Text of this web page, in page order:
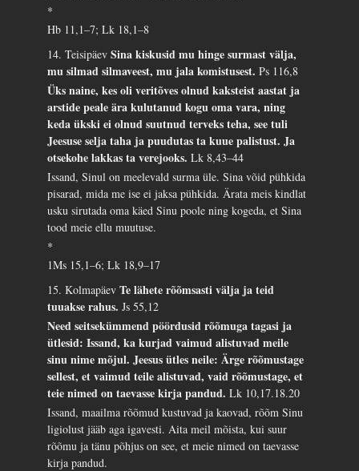
*
Hb 11,1–7; Lk 18,1–8
14. TeisipäevSina kiskusid mu hinge surmast välja,
mu silmad silmaveest, mu jala komistusest.Ps 116,8
Üks naine, kes oli veritõves olnud kaksteist aastat ja
arstide peale ära kulutanud kogu oma vara, ning
keda ükski ei olnud suutnud terveks teha, see tuli
Jeesuse selja taha ja puudutas ta kuue palistust. Ja
otsekohe lakkas ta verejooks.Lk 8,43–44
Issand, Sinul on meelevald surma üle. Sina võid pühkida
pisarad, mida me ise ei jaksa pühkida. Ärata meis kindlat
usku sirutada oma käed Sinu poole ning kogeda, et Sina
tood meie ellu muutuse.
*
1Ms 15,1–6; Lk 18,9–17
15. KolmapäevTe lähete rõõmsasti välja ja teid
tuuakse rahus.Js 55,12
Need seitsekümmend pöördusid rõõmuga tagasi ja
ütlesid: Issand, ka kurjad vaimud alistuvad meile
sinu nime mõjul. Jeesus ütles neile: Ärge rõõmustage
sellest, et vaimud teile alistuvad, vaid rõõmustage, et
teie nimed on taevasse kirja pandud.Lk 10,17.18.20
Issand, maailma rõõmud kustuvad ja kaovad, rõõm Sinu
ligiolust jääb aga igavesti. Aita meil mõista, kui suur
rõõmu ja tänu põhjus on see, et meie nimed on taevasse
kirja pandud.